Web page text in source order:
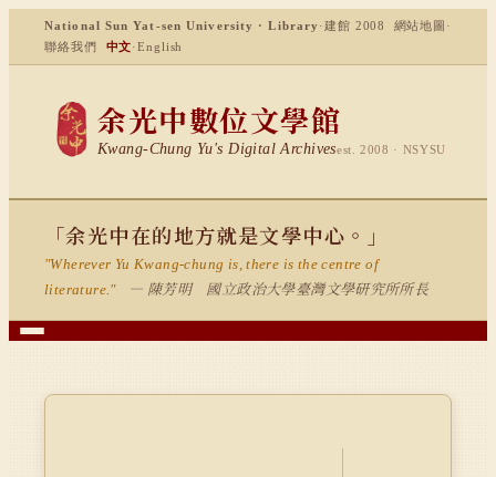
National Sun Yat-sen University · Library ·建館 2008 網站地圖 ·
聯絡我們
中文·English
余光中數位文學館
Kwang-Chung Yu's Digital Archivesest. 2008 · NSYSU
「余光中在的地方就是文學中心。」
"Wherever Yu Kwang-chung is, there is the centre of
literature."
— 陳芳明 國立政治大學臺灣文學研究所所長